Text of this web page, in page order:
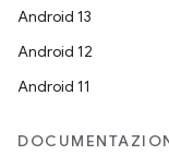
Android 13
Android 12
Android 11